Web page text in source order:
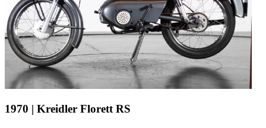
1970 | Kreidler Florett RS